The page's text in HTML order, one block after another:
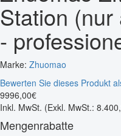
Station
-
Marke: Zhuomao
Bewerten Sie dieses Produkt
9996,00€
Inkl. MwSt. (Exkl. MwSt.:
Mengenrabatte